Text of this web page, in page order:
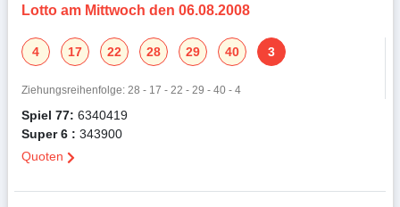
Lotto am Mittwoch den 06.08.2008
4 17 22 28 29 40 3
Ziehungsreihenfolge: 28 - 17 - 22 - 29 - 40 - 4
Spiel 77: 6340419
Super 6 : 343900
Quoten